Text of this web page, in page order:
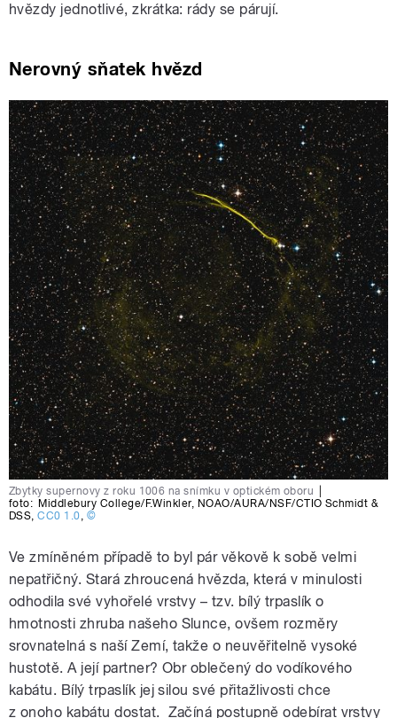
hvězdy jednotlivé, zkrátka: rády se párují.
Nerovný sňatek hvězd
Zbytky supernovy z roku 1006 na snímku v optickém oboru
foto: Middlebury College/F.Winkler, NOAO/AURA/NSF/CTIO Schmidt &
DSS,CC0 1.0, ©
Ve zmíněném případě to byl pár věkově k sobě velmi
nepatřičný. Stará zhroucená hvězda, která v minulosti
odhodila své vyhořelé vrstvy – tzv. bílý trpaslík o
hmotnosti zhruba našeho Slunce, ovšem rozměry
srovnatelná s naší Zemí, takže o neuvěřitelně vysoké
hustotě. A její partner? Obr oblečený do vodíkového
kabátu. Bílý trpaslík jej silou své přitažlivosti chce
z onoho kabátu dostat. Začíná postupně odebírat vrstvy